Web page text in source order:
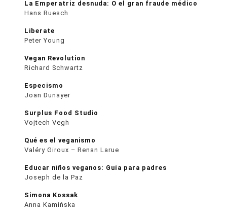
La Emperatriz desnuda: O el gran fraude médico
Hans Ruesch
Liberate
Peter Young
Vegan Revolution
Richard Schwartz
Especismo
Joan Dunayer
Surplus Food Studio
Vojtech Vegh
Qué es el veganismo
Valéry Giroux – Renan Larue
Educar niños veganos: Guía para padres
Joseph de la Paz
Simona Kossak
Anna Kamińska